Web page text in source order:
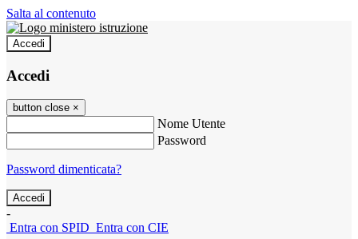
Salta al contenuto
Accedi
Accedi
button close ×
Nome Utente
Password
Password dimenticata?
-
Entra con SPID Entra con CIE